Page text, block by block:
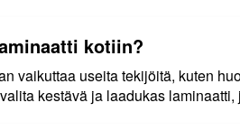
kotiin?
vaikuttaa useita tekijöitä, kuten
kestävä ja laadukas